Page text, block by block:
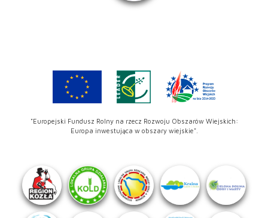
"Europejski Fundusz Rolny na rzecz Rozwoju Obszarów Wiejskich:
Europa inwestująca w obszary wiejskie".